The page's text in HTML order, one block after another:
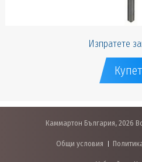
Изпратете
Каммартон България, 2026
Общи условия